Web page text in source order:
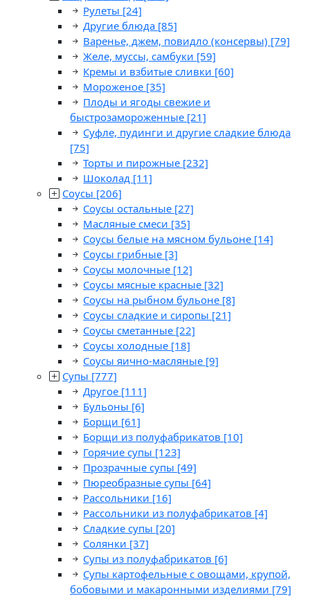
Рулеты [24]
Другие блюда [85]
Варенье, джем, повидло (консервы) [79]
Желе, муссы, самбуки [59]
Кремы и взбитые сливки [60]
Мороженое [35]
Плоды и ягоды свежие и
быстрозамороженные [21]
Суфле, пудинги и другие сладкие блюда
[75]
Торты и пирожные [232]
Шоколад [11]
Соусы [206]
Соусы остальные [27]
Масляные смеси [35]
Соусы белые на мясном бульоне [14]
Соусы грибные [3]
Соусы молочные [12]
Соусы мясные красные [32]
Соусы на рыбном бульоне [8]
Соусы сладкие и сиропы [21]
Соусы сметанные [22]
Соусы холодные [18]
Соусы яично-масляные [9]
Супы [777]
Другое [111]
Бульоны [6]
Борщи [61]
Борщи из полуфабрикатов [10]
Горячие супы [123]
Прозрачные супы [49]
Пюреобразные супы [64]
Рассольники [16]
Рассольники из полуфабрикатов [4]
Сладкие супы [20]
Солянки [37]
Супы из полуфабрикатов [6]
Супы картофельные с овощами, крупой,
бобовыми и макаронными изделиями [79]